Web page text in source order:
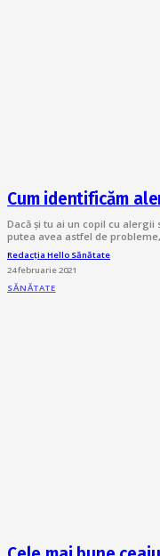
Cum identificăm
Dacă și tu ai un copil cu
putea avea astfel de
Redacția Hello Sănătate
24 februarie 2021
SĂNĂTATE